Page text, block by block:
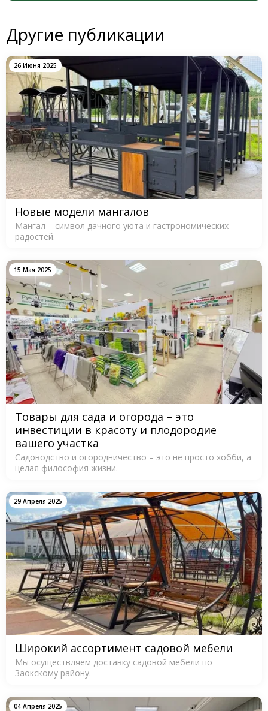
Другие публикации
26 Июня 2025
Новые модели мангалов
Мангал – символ дачного уюта и гастрономических
радостей.
15 Мая 2025
Товары для сада и огорода – это
инвестиции в красоту и плодородие
вашего участка
Садоводство и огородничество – это не просто хобби, а
целая философия жизни.
29 Апреля 2025
Широкий ассортимент садовой мебели
Мы осуществляем доставку садовой мебели по
Заокскому району.
04 Апреля 2025